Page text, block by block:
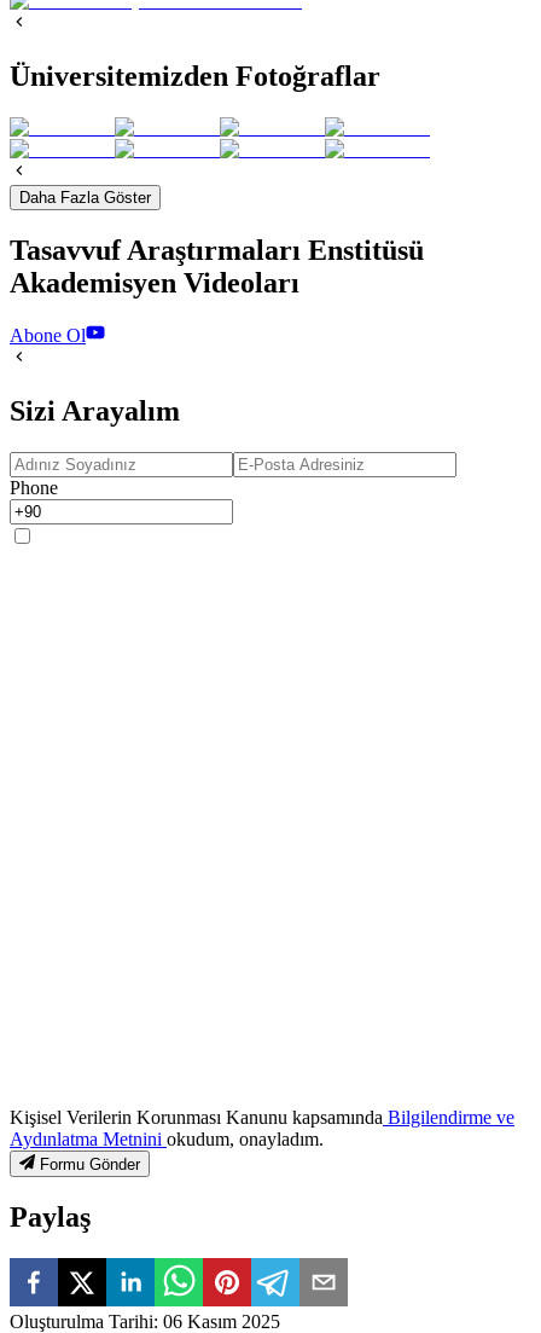
Üniversitemizden Fotoğraflar
Daha Fazla Göster
Tasavvuf Araştırmaları Enstitüsü
Akademisyen Videoları
Abone Ol
Sizi Arayalım
Phone
Kişisel Verilerin Korunması Kanunu kapsamında Bilgilendirme ve
Aydınlatma Metnini okudum, onayladım.
Formu Gönder
Paylaş
Oluşturulma Tarihi: 06 Kasım 2025